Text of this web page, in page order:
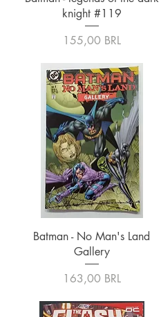
knight #119
Precio
155,00 BRL
Vista rápida
Batman - No Man's Land
Gallery
Precio
163,00 BRL